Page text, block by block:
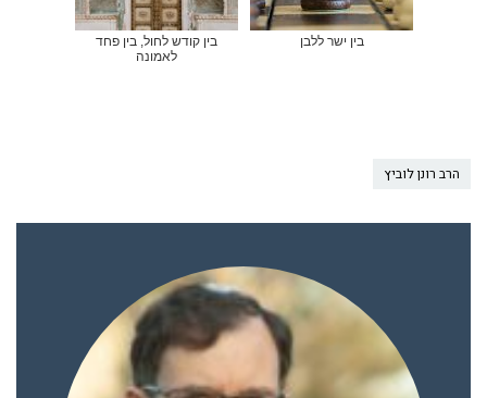
בין ישר ללבן
בין קודש לחול, בין פחד
לאמונה
הרב רונן לוביץ